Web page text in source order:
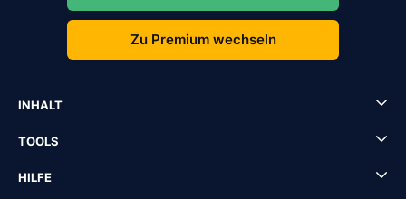
Zu Premium wechseln
INHALT
TOOLS
HILFE